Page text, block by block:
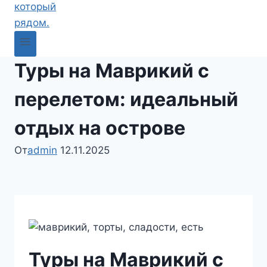
Туры на Маврикий с
перелетом: идеальный
отдых на острове
Отadmin 12.11.2025
Туры на Маврикий с